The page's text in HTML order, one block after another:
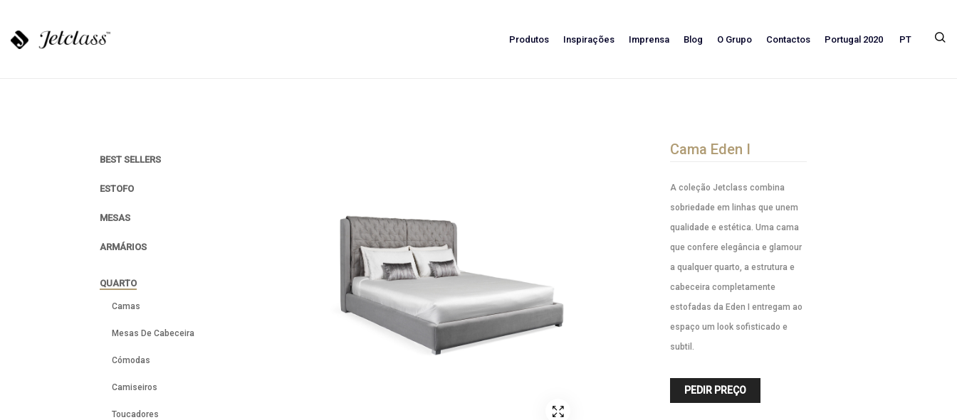
Produtos Inspirações Imprensa Blog O Grupo Contactos Portugal 2020 PT
Cama Eden I
A coleção Jetclass combina
sobriedade em linhas que unem
qualidade e estética. Uma cama
que confere elegância e glamour
a qualquer quarto, a estrutura e
cabeceira completamente
estofadas da Eden I entregam ao
espaço um look sofisticado e
subtil.
PEDIR PREÇO
BEST SELLERS
ESTOFO
MESAS
ARMÁRIOS
QUARTO
Camas
Mesas De Cabeceira
Cómodas
Camiseiros
Toucadores